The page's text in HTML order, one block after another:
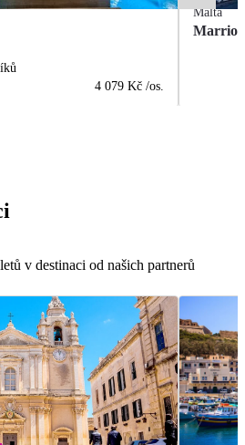
4 079 Kč /os.
Malta
v destinaci od našich partnerů